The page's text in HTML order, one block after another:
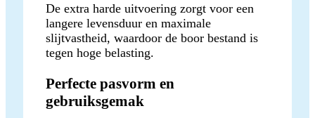
De extra harde uitvoering zorgt voor een
langere levensduur en maximale
slijtvastheid, waardoor de boor bestand is
tegen hoge belasting.
Perfecte pasvorm en
gebruiksgemak